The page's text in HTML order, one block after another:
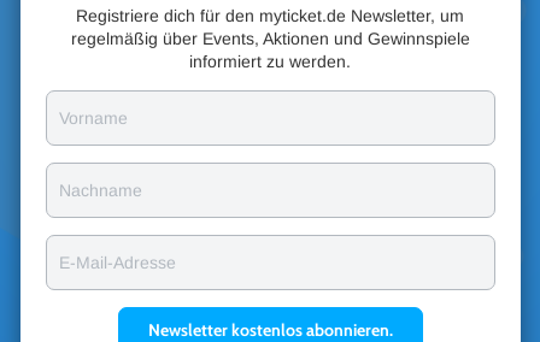
Garfunkel-Songs lohnt sich die Visite der Tributeshow.
EVENTALARM
Registriere dich für den myticket.de Newsletter, um
regelmäßig über Events, Aktionen und Gewinnspiele
informiert zu werden.
Vorname
Nachname
E-Mail-Adresse
Newsletter kostenlos abonnieren.